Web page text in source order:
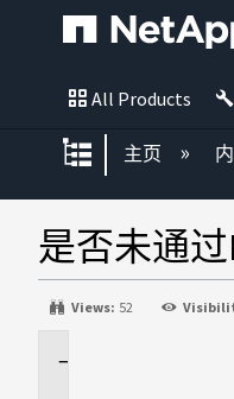
All Products
扩展/隐缩
主页
是否未通过
Views: 52